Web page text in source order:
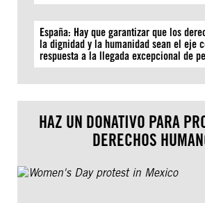
España: Hay que garantizar que los
la dignidad y la humanidad sean el eje
respuesta a la llegada excepcional de
HAZ UN DONATIVO PARA
DERECHOS